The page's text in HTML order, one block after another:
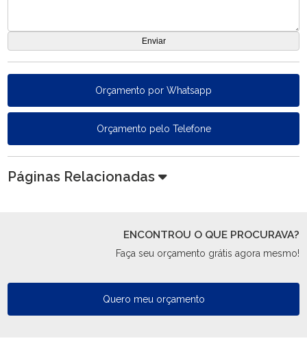
Orçamento por Whatsapp
Orçamento pelo Telefone
Páginas Relacionadas
ENCONTROU O QUE PROCURAVA?
Faça seu orçamento grátis agora mesmo!
Quero meu orçamento